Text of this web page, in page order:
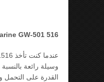
GW-501 516
القدرة على التحمل